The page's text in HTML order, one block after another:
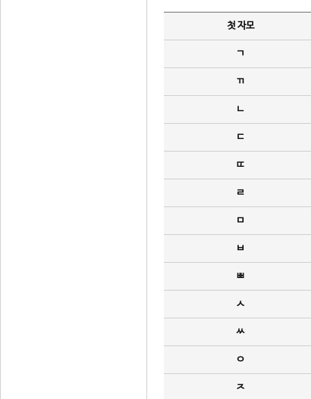
첫 자모
ㄱ
ㄲ
ㄴ
ㄷ
ㄸ
ㄹ
ㅁ
ㅂ
ㅃ
ㅅ
ㅆ
ㅇ
ㅈ